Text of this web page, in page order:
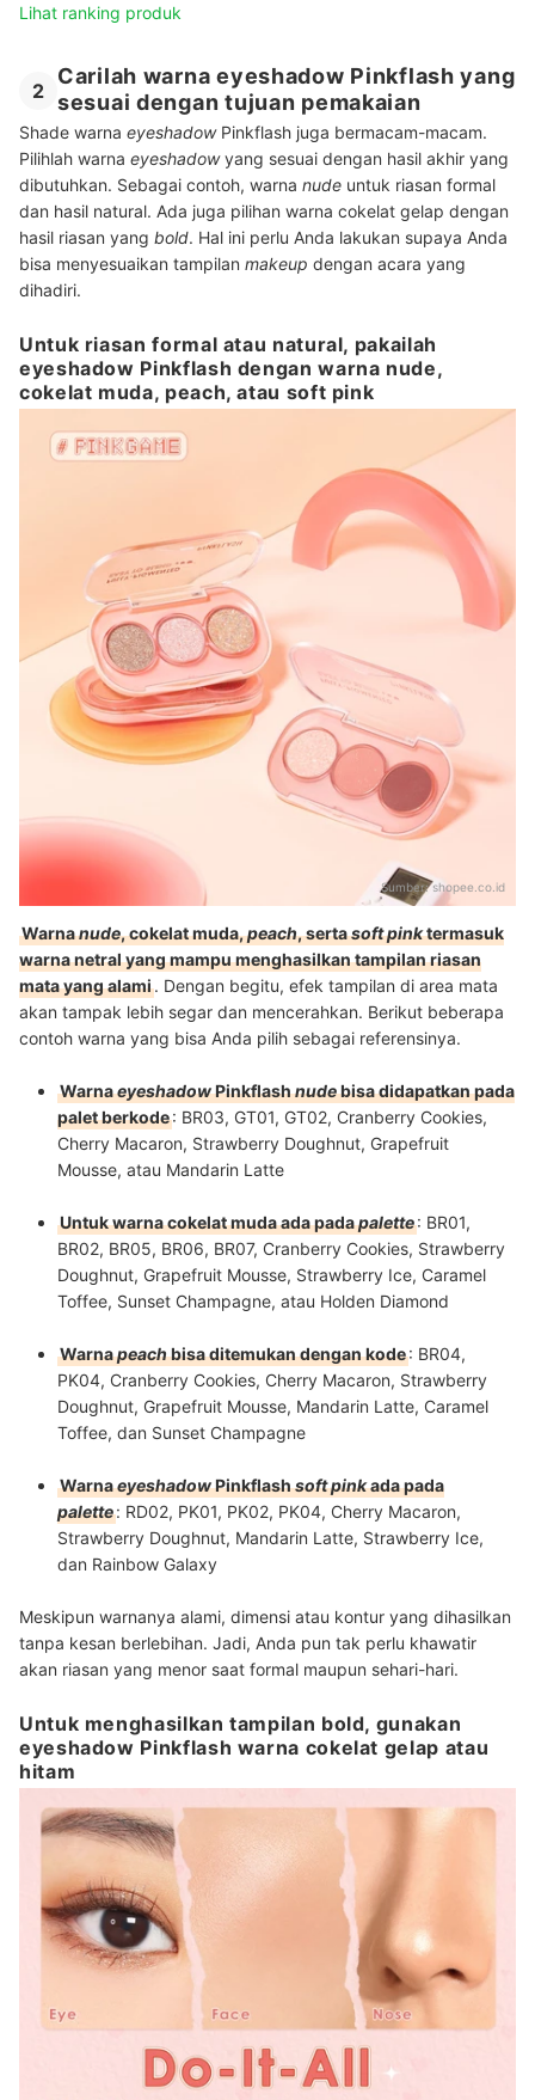
Lihat ranking produk
2
Carilah warna eyeshadow Pinkflash yang
sesuai dengan tujuan pemakaian
Shade warna eyeshadow Pinkflash juga bermacam-macam.
Pilihlah warna eyeshadowyang sesuai dengan hasil akhir yang
dibutuhkan. Sebagai contoh, warna nude untuk riasan formal
dan hasil natural. Ada juga pilihan warna cokelat gelap dengan
hasil riasan yang bold. Hal ini perlu Anda lakukan supaya Anda
bisa menyesuaikan tampilan makeup dengan acara yang
dihadiri.
Untuk riasan formal atau natural, pakailah
eyeshadow Pinkflash dengan warna nude,
cokelat muda, peach, atau soft pink
Sumber:shopee.co.id
Warnanude, cokelat muda,peach, sertasoft pinktermasuk
warna netral yang mampu menghasilkan tampilan riasan
mata yang alami. Dengan begitu, efek tampilan di area mata
akan tampak lebih segar dan mencerahkan. Berikut beberapa
contoh warna yang bisa Anda pilih sebagai referensinya.
WarnaeyeshadowPinkflashnudebisa didapatkan pada
palet berkode: BR03, GT01, GT02, Cranberry Cookies,
Cherry Macaron, Strawberry Doughnut, Grapefruit
Mousse, atau Mandarin Latte
Untuk warna cokelat muda ada padapalette: BR01,
BR02, BR05, BR06, BR07, Cranberry Cookies, Strawberry
Doughnut, Grapefruit Mousse, Strawberry Ice, Caramel
Toffee, Sunset Champagne, atau Holden Diamond
Warnapeachbisa ditemukan dengan kode: BR04,
PK04, Cranberry Cookies, Cherry Macaron, Strawberry
Doughnut, Grapefruit Mousse, Mandarin Latte, Caramel
Toffee, dan Sunset Champagne
WarnaeyeshadowPinkflashsoft pinkada pada
palette: RD02, PK01, PK02, PK04, Cherry Macaron,
Strawberry Doughnut, Mandarin Latte, Strawberry Ice,
dan Rainbow Galaxy
Meskipun warnanya alami, dimensi atau kontur yang dihasilkan
tanpa kesan berlebihan. Jadi, Anda pun tak perlu khawatir
akan riasan yang menor saat formal maupun sehari-hari.
Untuk menghasilkan tampilan bold, gunakan
eyeshadow Pinkflash warna cokelat gelap atau
hitam